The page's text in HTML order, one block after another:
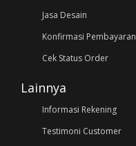
Jasa Desain
Konfirmasi Pembayaran
Cek Status Order
Lainnya
Informasi Rekening
Testimoni Customer